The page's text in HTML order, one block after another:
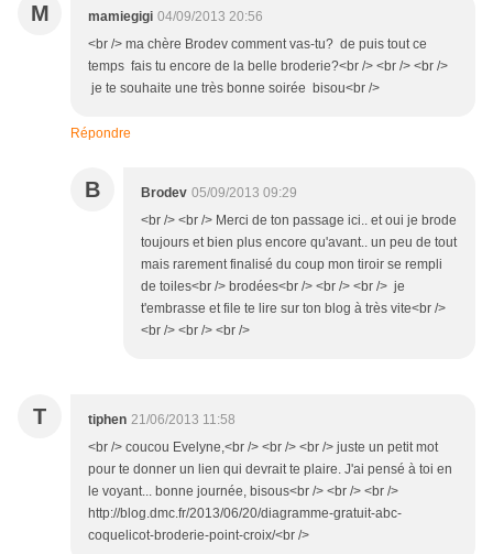
M mamiegigi 04/09/2013 20:56
<br /> ma chère Brodev comment vas-tu? de puis tout ce
temps fais tu encore de la belle broderie?<br /> <br /> <br />
je te souhaite une très bonne soirée bisou<br />
Répondre
B Brodev 05/09/2013 09:29
<br /> <br /> Merci de ton passage ici.. et oui je brode
toujours et bien plus encore qu'avant.. un peu de tout
mais rarement finalisé du coup mon tiroir se rempli
de toiles<br /> brodées<br /> <br /> <br /> je
t'embrasse et file te lire sur ton blog à très vite<br />
<br /> <br /> <br />
T tiphen 21/06/2013 11:58
<br /> coucou Evelyne,<br /> <br /> <br /> juste un petit mot
pour te donner un lien qui devrait te plaire. J'ai pensé à toi en
le voyant... bonne journée, bisous<br /> <br /> <br />
http://blog.dmc.fr/2013/06/20/diagramme-gratuit-abc-
coquelicot-broderie-point-croix/<br />